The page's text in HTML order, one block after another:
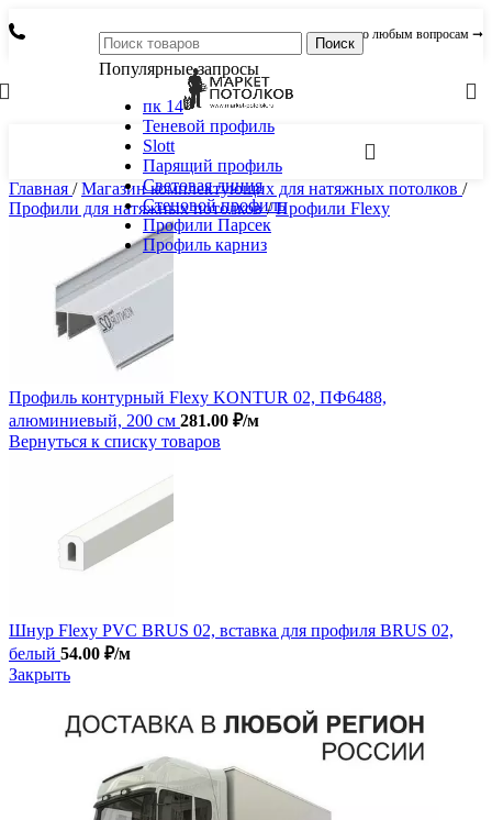
по любым вопросам ➞
Поиск
Популярные запросы
пк 14
Теневой профиль
Slott
Парящий профиль
Световая линия
Стеновой профиль
Профили Парсек
Профиль карниз
Главная / Магазин комплектующих для натяжных потолков /
Профили для натяжных потолков/ Профили Flexy
Профиль контурный Flexy KONTUR 02, ПФ6488,
алюминиевый, 200 см 281.00 ₽/м
Вернуться к списку товаров
Шнур Flexy PVC BRUS 02, вставка для профиля BRUS 02,
белый 54.00 ₽/м
Закрыть